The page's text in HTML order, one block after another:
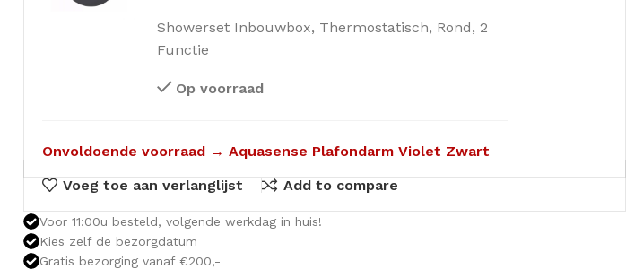
Showerset Inbouwbox, Thermostatisch, Rond, 2
Functie
Op voorraad
Onvoldoende voorraad → Aquasense Plafondarm Violet Zwart
Voeg toe aan verlanglijst
Add to compare
Voor 11:00u besteld, volgende werkdag in huis!
Kies zelf de bezorgdatum
Gratis bezorging vanaf €200,-